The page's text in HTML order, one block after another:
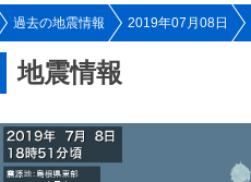
過去の地震情報 2019年07月08日
地震情報